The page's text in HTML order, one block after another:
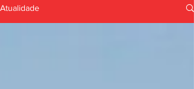
Atualidade